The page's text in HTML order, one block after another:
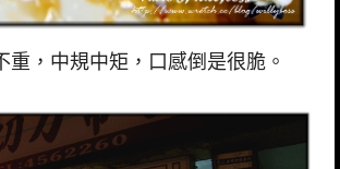
，中規中矩，口感倒是很脆。